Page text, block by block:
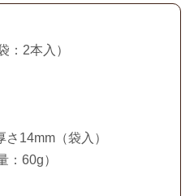
：2本入）
14mm（袋入）
：60g）